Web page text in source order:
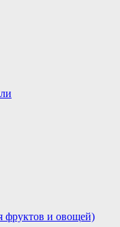
фруктов и овощей)